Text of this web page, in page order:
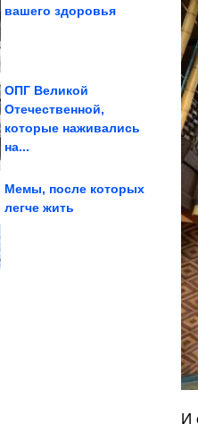
вашего здоровья
ОПГ Великой
Отечественной,
которые наживались
на...
Чистящее средство
Мемы, после которых
легче жить
И